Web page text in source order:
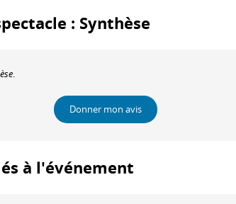
: Synthèse
.
Donner mon avis
à l'événement